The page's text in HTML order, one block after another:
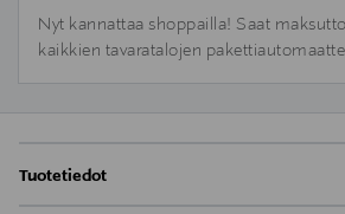
Nyt kannattaa shoppailla! Saat
kaikkien tavaratalojen
Tuotetiedot